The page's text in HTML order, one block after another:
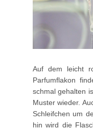
Auf dem leicht
Parfumflakon
schmal gehalten
Muster wieder.
Schleifchen um
hin wird die